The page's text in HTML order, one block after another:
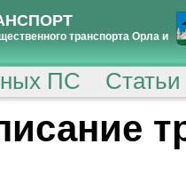
транспорта Орла и
ПС